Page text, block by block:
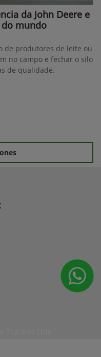
da John Deere e
do mundo
de produtores de leite ou
no campo e fechar o silo
de qualidade.
35